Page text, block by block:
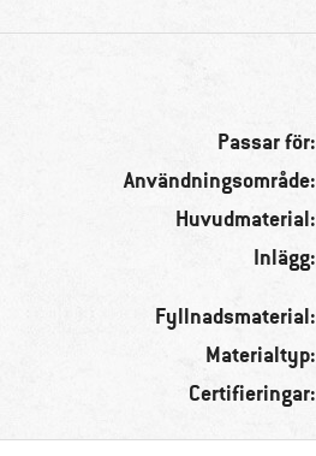
Passar för:
Användningsområde:
Huvudmaterial:
Inlägg:
Fyllnadsmaterial:
Materialtyp:
Certifieringar: